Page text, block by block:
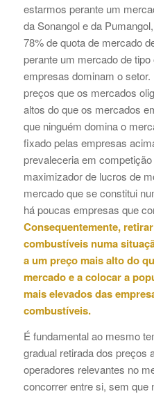
estarmos perante um
da Sonangol e da
78% de quota de mercado
perante um mercado de
empresas dominam o
preços que os mercados
altos do que os mercados
que ninguém domina o
fixado pelas empresas
prevaleceria em
maximizador de lucros de
mercado que se constitui
há poucas empresas que
Consequentemente,
combustíveis numa
a um preço mais alto do
mercado e a colocar a
mais elevados das
combustíveis.
É fundamental ao mesmo
gradual retirada dos preços
operadores relevantes no
concorrer entre si, sem que